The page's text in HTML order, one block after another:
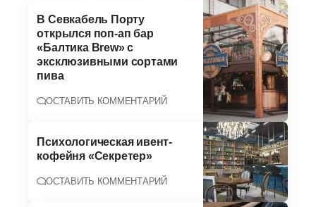
В Севкабель Порту
открылся поп-ап бар
«Балтика Brew» с
эксклюзивными сортами
пива
ОСТАВИТЬ КОММЕНТАРИЙ
Психологическая ивент-
кофейня «Секретер»
ОСТАВИТЬ КОММЕНТАРИЙ